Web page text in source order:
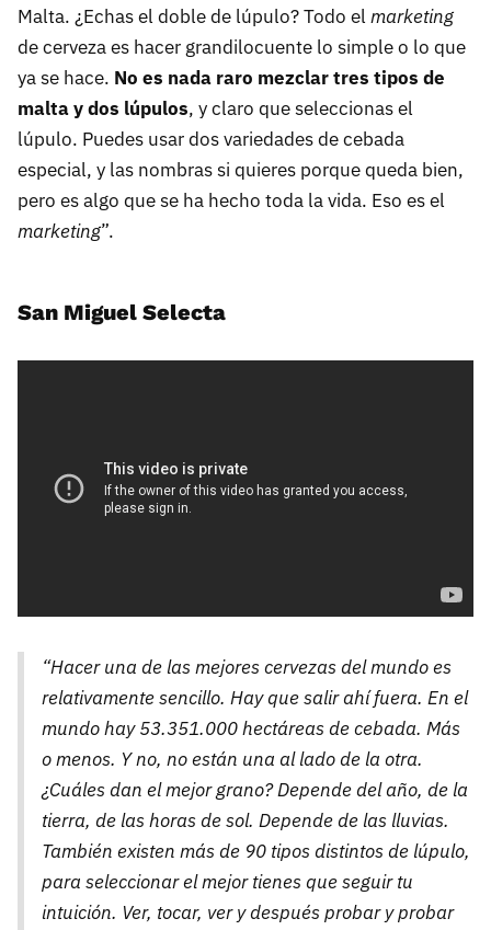
Malta. ¿Echas el doble de lúpulo? Todo el marketing
de cerveza es hacer grandilocuente lo simple o lo que
ya se hace. No es nada raro mezclar tres tipos de
malta y dos lúpulos, y claro que seleccionas el
lúpulo. Puedes usar dos variedades de cebada
especial, y las nombras si quieres porque queda bien,
pero es algo que se ha hecho toda la vida. Eso es el
marketing”.
San Miguel Selecta
“Hacer una de las mejores cervezas del mundo es
relativamente sencillo. Hay que salir ahí fuera. En el
mundo hay 53.351.000 hectáreas de cebada. Más
o menos. Y no, no están una al lado de la otra.
¿Cuáles dan el mejor grano? Depende del año, de la
tierra, de las horas de sol. Depende de las lluvias.
También existen más de 90 tipos distintos de lúpulo,
para seleccionar el mejor tienes que seguir tu
intuición. Ver, tocar, ver y después probar y probar